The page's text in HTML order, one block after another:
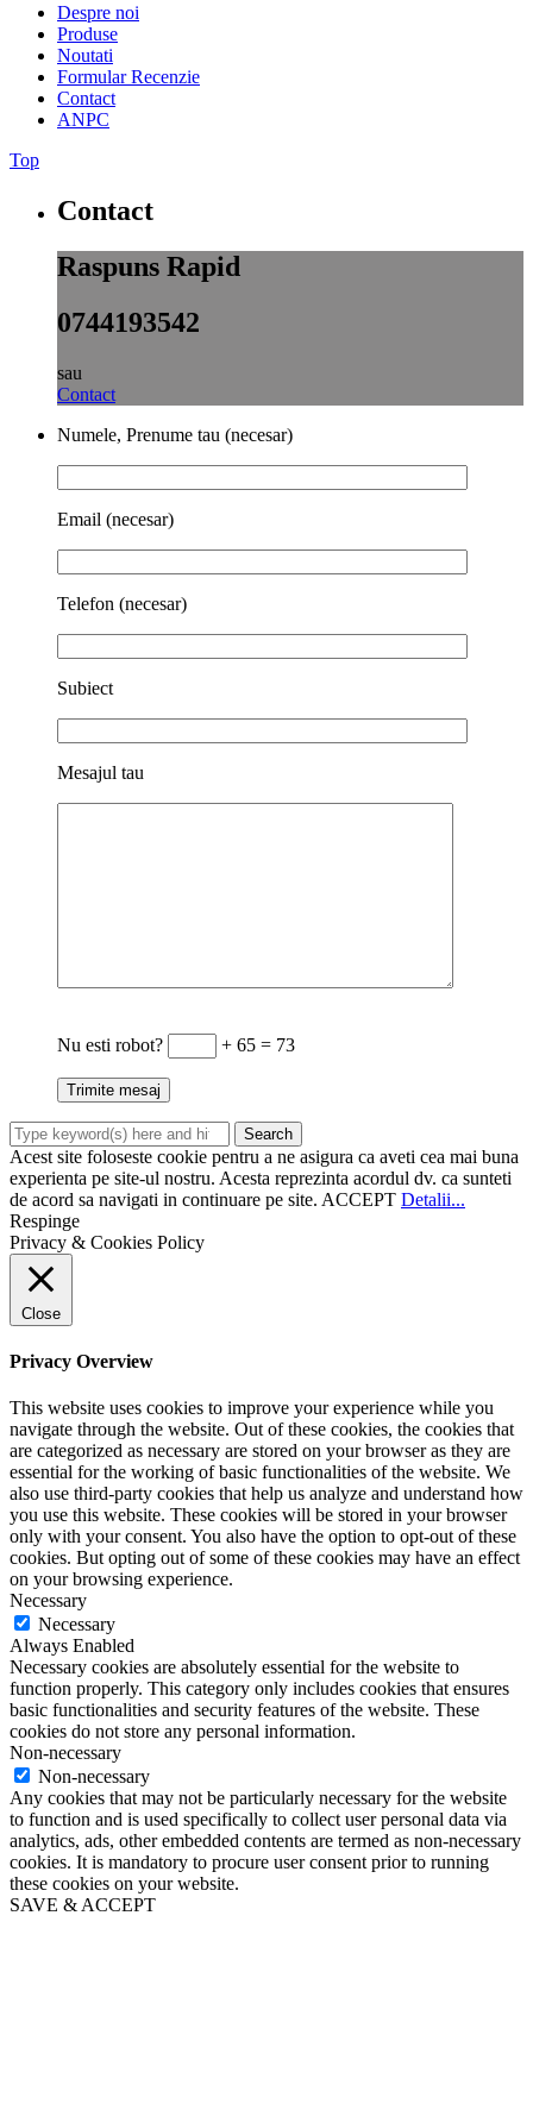
Despre noi
Produse
Noutati
Formular Recenzie
Contact
ANPC
Top
Contact
Raspuns Rapid
0744193542
sau
Contact
Numele, Prenume tau (necesar)
Email (necesar)
Telefon (necesar)
Subiect
Mesajul tau
Nu esti robot? + 65 = 73
Acest site foloseste cookie pentru a ne asigura ca aveti cea mai buna
experienta pe site-ul nostru. Acesta reprezinta acordul dv. ca sunteti
de acord sa navigati in continuare pe site. ACCEPT Detalii...
Respinge
Privacy & Cookies Policy
Close
Privacy Overview
This website uses cookies to improve your experience while you
navigate through the website. Out of these cookies, the cookies that
are categorized as necessary are stored on your browser as they are
essential for the working of basic functionalities of the website. We
also use third-party cookies that help us analyze and understand how
you use this website. These cookies will be stored in your browser
only with your consent. You also have the option to opt-out of these
cookies. But opting out of some of these cookies may have an effect
on your browsing experience.
Necessary
Necessary
Always Enabled
Necessary cookies are absolutely essential for the website to
function properly. This category only includes cookies that ensures
basic functionalities and security features of the website. These
cookies do not store any personal information.
Non-necessary
Non-necessary
Any cookies that may not be particularly necessary for the website
to function and is used specifically to collect user personal data via
analytics, ads, other embedded contents are termed as non-necessary
cookies. It is mandatory to procure user consent prior to running
these cookies on your website.
SAVE & ACCEPT